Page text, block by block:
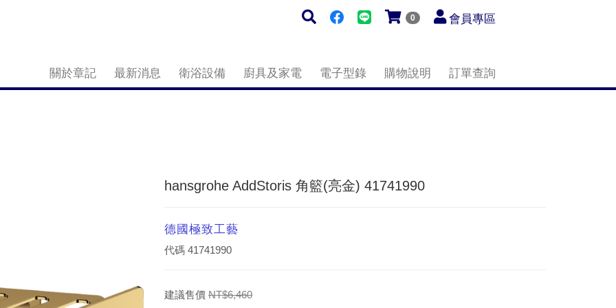
0 會員專區
關於章記 最新消息 衛浴設備 廚具及家電 電子型錄 購物說明 訂單查詢
hansgrohe AddStoris 角籃(亮金) 41741990
德國極致工藝
代碼 41741990
建議售價 NT$6,460